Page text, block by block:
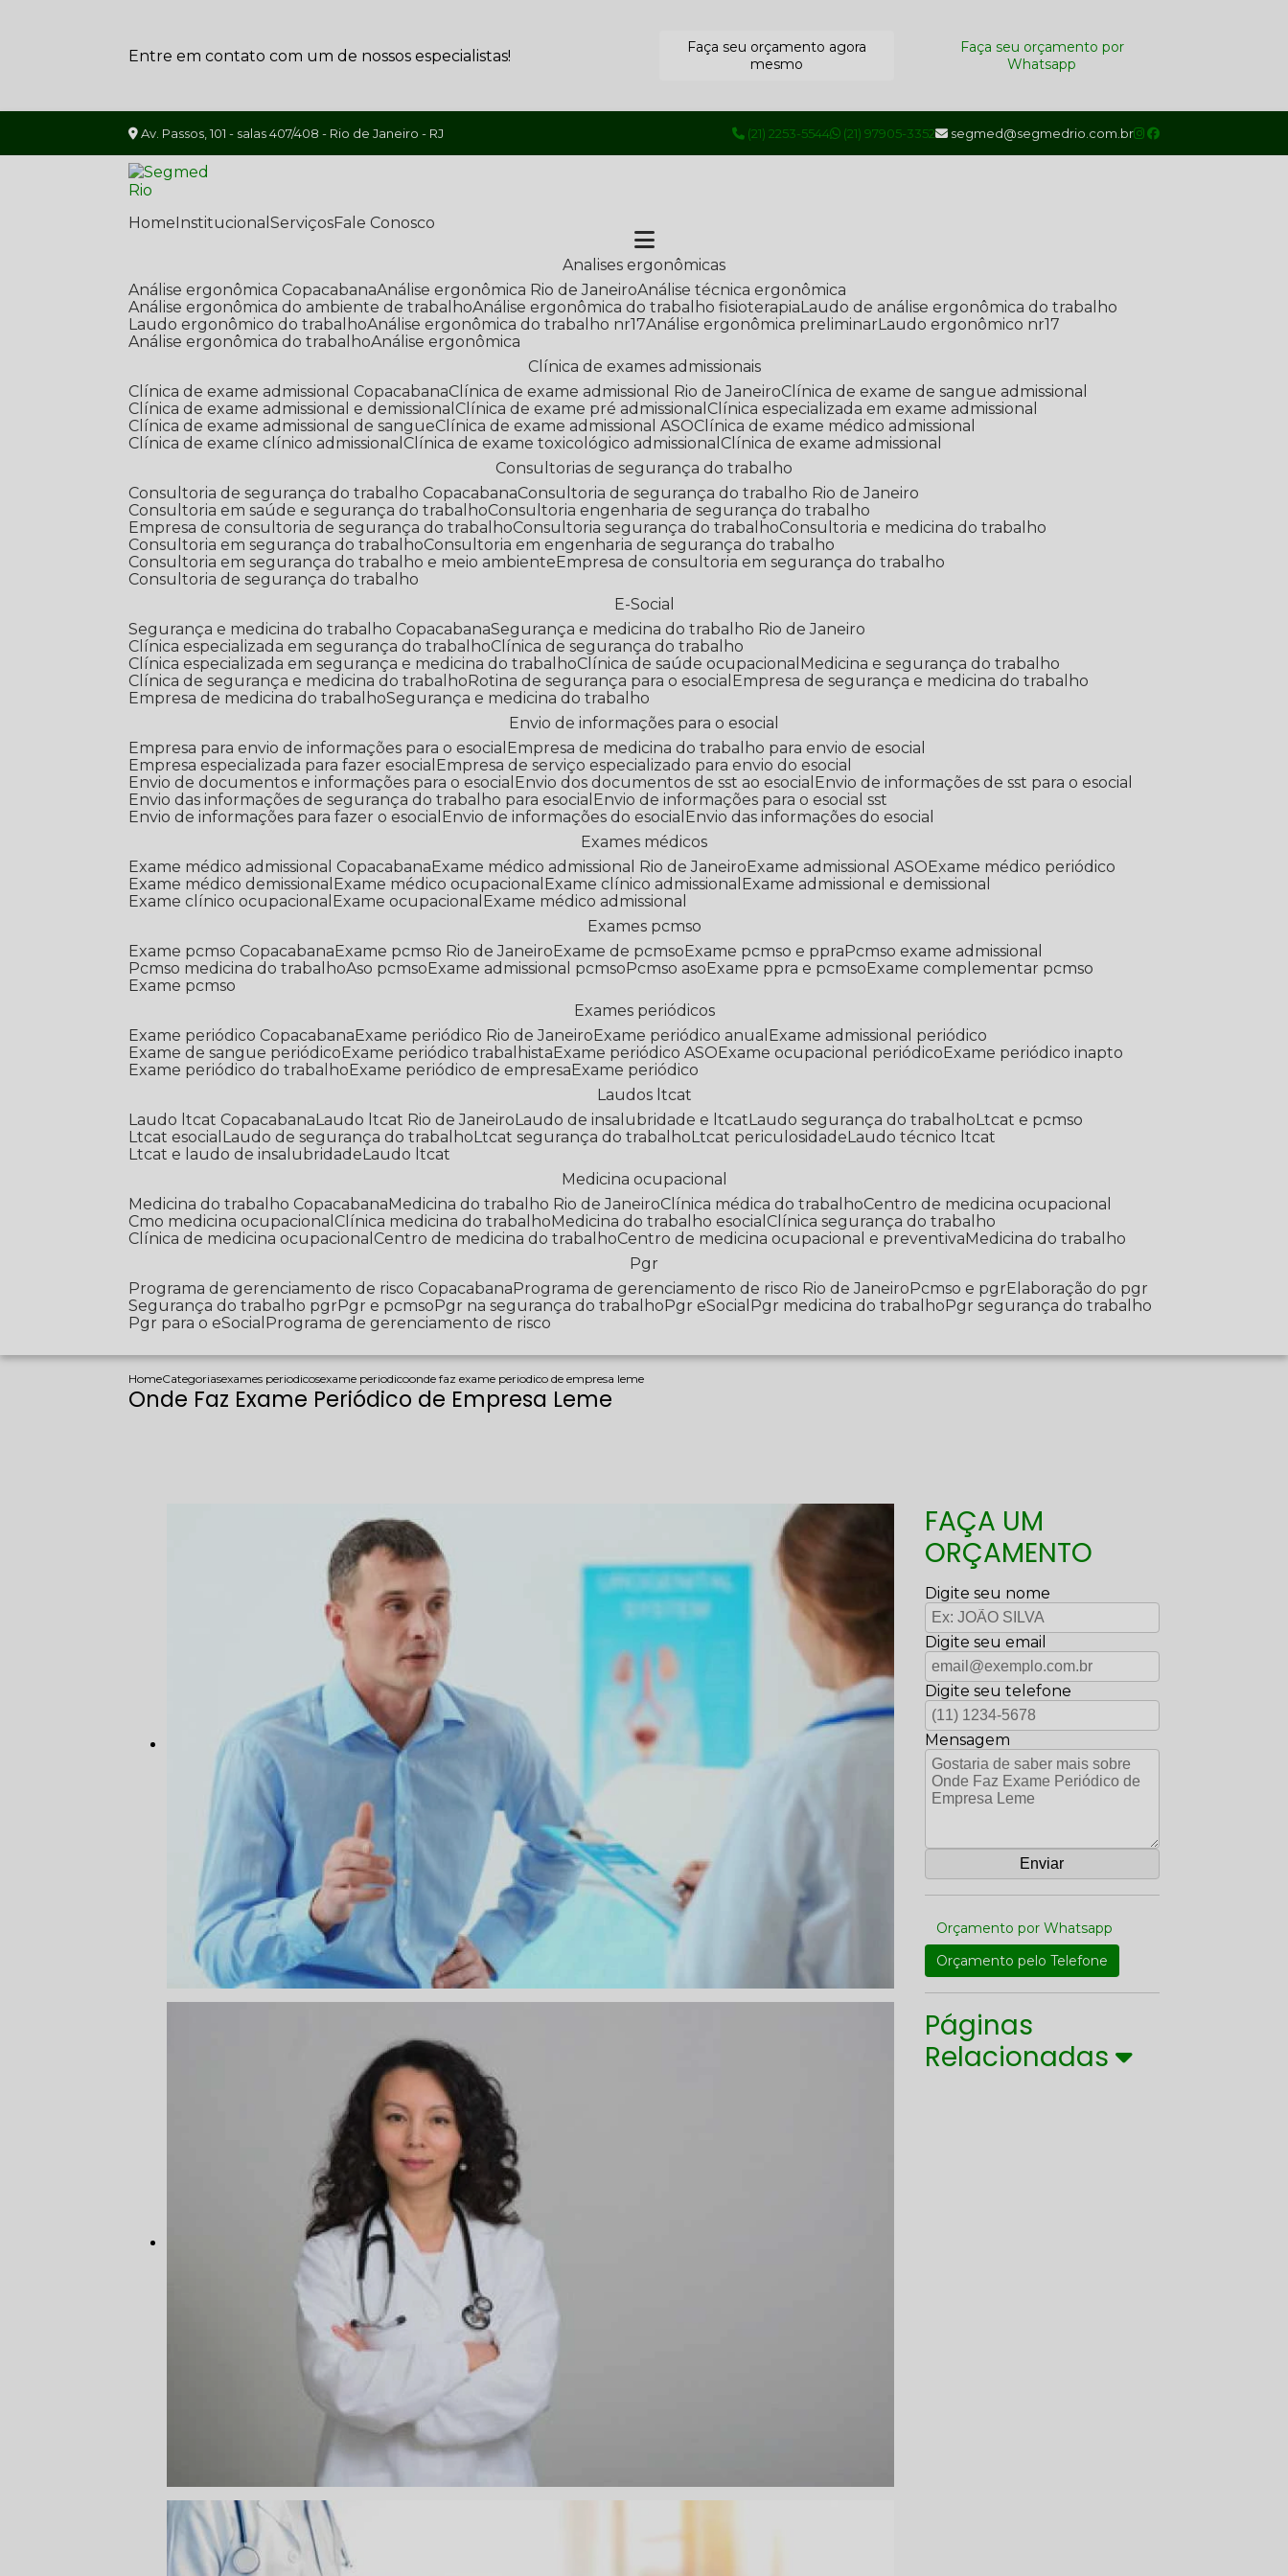
Entre em contato com um de nossos especialistas!
Faça seu orçamento agora
mesmo
Faça seu orçamento por
Whatsapp
Av. Passos, 101 - salas 407/408 - Rio de Janeiro - RJ (21) 2253-5544 (21) 97905-3352 segmed@segmedrio.com.br
Home Institucional Serviços Fale Conosco
Analises ergonômicas
Análise ergonômica Copacabana Análise ergonômica Rio de Janeiro Análise técnica ergonômica
Análise ergonômica do ambiente de trabalho Análise ergonômica do trabalho fisioterapia Laudo de análise ergonômica do trabalho
Laudo ergonômico do trabalho Análise ergonômica do trabalho nr17 Análise ergonômica preliminar Laudo ergonômico nr17
Análise ergonômica do trabalho Análise ergonômica
Clínica de exames admissionais
Clínica de exame admissional Copacabana
Clínica de exame admissional Rio de Janeiro
Clínica de exame de sangue admissional
Clínica de exame admissional e demissional
Clínica de exame pré admissional
Clínica especializada em exame admissional
Clínica de exame admissional de sangue
Clínica de exame admissional ASO
Clínica de exame médico admissional
Clínica de exame clínico admissional
Clínica de exame toxicológico admissional
Clínica de exame admissional
Consultorias de segurança do trabalho
Consultoria de segurança do trabalho Copacabana
Consultoria de segurança do trabalho Rio de Janeiro
Consultoria em saúde e segurança do trabalho
Consultoria engenharia de segurança do trabalho
Empresa de consultoria de segurança do trabalho
Consultoria segurança do trabalho
Consultoria e medicina do trabalho
Consultoria em segurança do trabalho
Consultoria em engenharia de segurança do trabalho
Consultoria em segurança do trabalho e meio ambiente
Empresa de consultoria em segurança do trabalho
Consultoria de segurança do trabalho
E-Social
Segurança e medicina do trabalho Copacabana Segurança e medicina do trabalho Rio de Janeiro
Clínica especializada em segurança do trabalho
Clínica de segurança do trabalho
Clínica especializada em segurança e medicina do trabalho
Clínica de saúde ocupacional
Medicina e segurança do trabalho
Clínica de segurança e medicina do trabalho
Rotina de segurança para o esocial
Empresa de segurança e medicina do trabalho
Empresa de medicina do trabalho Segurança e medicina do trabalho
Envio de informações para o esocial
Empresa para envio de informações para o esocial
Empresa de medicina do trabalho para envio de esocial
Empresa especializada para fazer esocial
Empresa de serviço especializado para envio do esocial
Envio de documentos e informações para o esocial
Envio dos documentos de sst ao esocial
Envio de informações de sst para o esocial
Envio das informações de segurança do trabalho para esocial
Envio de informações para o esocial sst
Envio de informações para fazer o esocial
Envio de informações do esocial
Envio das informações do esocial
Exames médicos
Exame médico admissional Copacabana
Exame médico admissional Rio de Janeiro Exame admissional ASO
Exame médico periódico
Exame médico demissional
Exame médico ocupacional Exame clínico admissional
Exame admissional e demissional
Exame clínico ocupacional
Exame ocupacional
Exame médico admissional
Exames pcmso
Exame pcmso Copacabana
Exame pcmso Rio de Janeiro Exame de pcmso Exame pcmso e ppra
Pcmso exame admissional
Pcmso medicina do trabalho Aso pcmso Exame admissional pcmso Pcmso aso Exame ppra e pcmso
Exame complementar pcmso
Exame pcmso
Exames periódicos
Exame periódico Copacabana
Exame periódico Rio de Janeiro Exame periódico anual
Exame admissional periódico
Exame de sangue periódico
Exame periódico trabalhista Exame periódico ASO Exame ocupacional periódico
Exame periódico inapto
Exame periódico do trabalho
Exame periódico de empresa
Exame periódico
Laudos ltcat
Laudo ltcat Copacabana Laudo ltcat Rio de Janeiro Laudo de insalubridade e ltcat Laudo segurança do trabalho Ltcat e pcmso
Ltcat esocial
Laudo de segurança do trabalho Ltcat segurança do trabalho Ltcat periculosidade Laudo técnico ltcat
Ltcat e laudo de insalubridade Laudo ltcat
Medicina ocupacional
Medicina do trabalho Copacabana
Medicina do trabalho Rio de Janeiro Clínica médica do trabalho
Centro de medicina ocupacional
Cmo medicina ocupacional
Clínica medicina do trabalho Medicina do trabalho esocial
Clínica segurança do trabalho
Clínica de medicina ocupacional
Centro de medicina do trabalho Centro de medicina ocupacional e preventiva
Medicina do trabalho
Pgr
Programa de gerenciamento de risco Copacabana
Programa de gerenciamento de risco Rio de Janeiro Pcmso e pgr
Elaboração do pgr
Segurança do trabalho pgr
Pgr e pcmso Pgr na segurança do trabalho Pgr eSocial Pgr medicina do trabalho
Pgr segurança do trabalho
Pgr para o eSocial
Programa de gerenciamento de risco
HomeCategoriasexames periodicosexame periodicoonde faz exame periodico de empresa leme
Onde Faz Exame Periódico de Empresa Leme
FAÇA UM
ORÇAMENTO
Digite seu nome
Digite seu email
Digite seu telefone
Mensagem
Orçamento por Whatsapp
Orçamento pelo Telefone
Páginas
Relacionadas